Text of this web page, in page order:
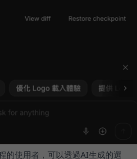
的使用者，可以透過AI生成的選